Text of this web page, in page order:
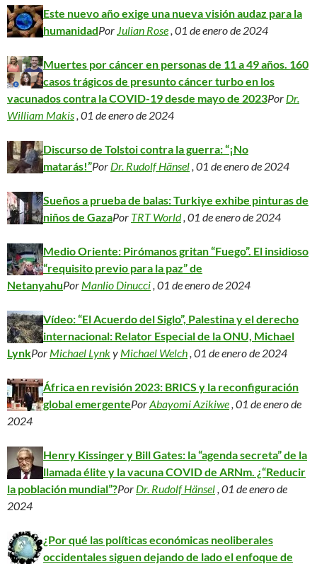
Este nuevo año exige una nueva visión audaz para la
humanidadPor Julian Rose, 01 de enero de 2024
Muertes por cáncer en personas de 11 a 49 años. 160
casos trágicos de presunto cáncer turbo en los
vacunados contra la COVID-19 desde mayo de 2023Por Dr.
William Makis, 01 de enero de 2024
Discurso de Tolstoi contra la guerra: “¡No
matarás!”Por Dr. Rudolf Hänsel, 01 de enero de 2024
Sueños a prueba de balas: Turkiye exhibe pinturas de
niños de GazaPor TRT World, 01 de enero de 2024
Medio Oriente: Pirómanos gritan “Fuego”. El insidioso
“requisito previo para la paz” de
NetanyahuPor Manlio Dinucci, 01 de enero de 2024
Vídeo: “El Acuerdo del Siglo”, Palestina y el derecho
internacional: Relator Especial de la ONU, Michael
LynkPor Michael Lynky Michael Welch, 01 de enero de 2024
África en revisión 2023: BRICS y la reconfiguración
global emergentePorAbayomi Azikiwe, 01 de enero de
2024
Henry Kissinger y Bill Gates: la “agenda secreta” de la
llamada élite y la vacuna COVID de ARNm. ¿“Reducir
la población mundial”?Por Dr. Rudolf Hänsel, 01 de enero de
2024
¿Por qué las políticas económicas neoliberales
occidentales siguen dejando de lado el enfoque de